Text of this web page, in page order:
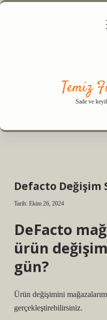
Gizlilik
Temiz
Sade ve
Defacto Değişim
Tarih: Ekim 26, 2024
DeFacto
ürün
gün?
Ürün değişimini
gerçekleştirebilirsiniz.